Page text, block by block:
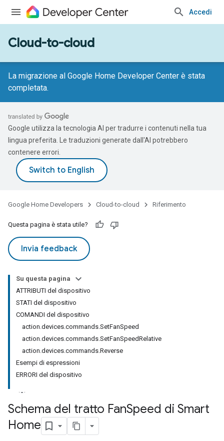
Accedi
Cloud-to-cloud
La migrazione al Google Home Developer Center è stata
completata.
Google utilizza la tecnologia AI per tradurre i contenuti nella tua
lingua preferita. Le traduzioni generate dall'AI potrebbero
contenere errori.
Google Home Developers Cloud-to-cloud Riferimento
Questa pagina è stata utile?
Invia feedback
Su questa pagina
ATTRIBUTI del dispositivo
STATI del dispositivo
COMANDI del dispositivo
action.devices.commands.SetFanSpeed
action.devices.commands.SetFanSpeedRelative
action.devices.commands.Reverse
Esempi di espressioni
ERRORI del dispositivo
Schema del tratto FanSpeed di Smart
Home